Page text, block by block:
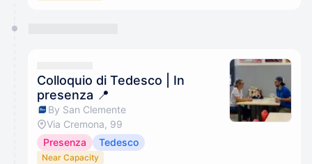
Colloquio di Tedesco | In
presenza 📍
By San Clemente
Via Cremona, 99
Presenza
Tedesco
Near Capacity